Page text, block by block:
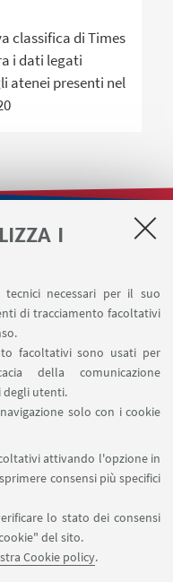
I
necessari per il suo
di tracciamento facoltativi
facoltativi sono usati per
della comunicazione
degli utenti.
solo con i cookie
attivando l'opzione in
consensi più specifici
lo stato dei consensi
del sito.
Cookie policy.
classifica di Times
i dati legati
atenei presenti nel
SU:
SU: